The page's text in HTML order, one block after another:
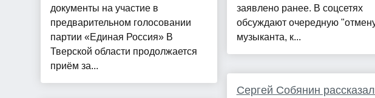
документы на участие в
предварительном голосовании
партии «Единая Россия» В
Тверской области продолжается
приём за...
заявлено ранее. В соцсетях
обсуждают очередную
музыканта, к...
Сергей Собянин